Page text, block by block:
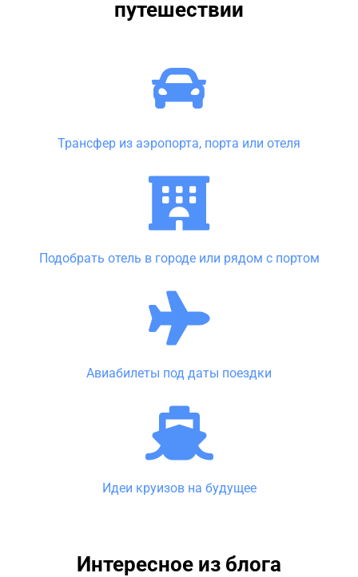
путешествии
Трансфер из аэропорта, порта или отеля
Подобрать отель в городе или рядом с портом
Авиабилеты под даты поездки
Идеи круизов на будущее
Интересное из блога